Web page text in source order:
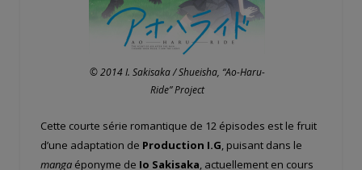
© 2014 I. Sakisaka / Shueisha, “Ao-Haru-
Ride” Project
Cette courte série romantique de 12 épisodes est le fruit
d’une adaptation de Production I.G, puisant dans le
manga éponyme de Io Sakisaka, actuellement en cours